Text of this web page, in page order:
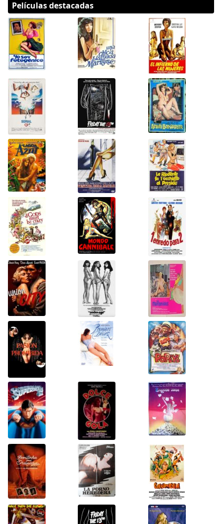
Películas destacadas